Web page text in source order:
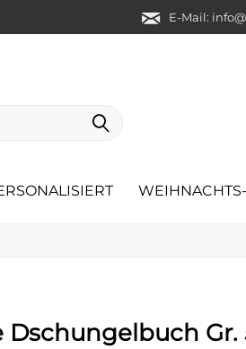
E-Mail:
Dschungelbuch Gr.